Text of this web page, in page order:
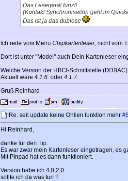
Das Lesegerät funzt!
(Kontakt Synchronisation geht im
Das ist ja das dubiose
Ich rede vom Menü Chipkartenleser, nicht vom
Dort ist unter "Model" auch Dein Kartenleser
Welche Version der HBCI-Schnittstelle
Aktuell wäre 4.1.6. oder 4.1.7.
Gruß Reinhard
Re: seit update keine Onlien funktion mehr
Hi Reinhard,
danke für den Tip.
Es war zwar mein Kartenleser eingetragen, es
Mit Pinpad hat es dann funktioniert.
Version habe ich 4,0,2,0
sollte ich da was tun ?